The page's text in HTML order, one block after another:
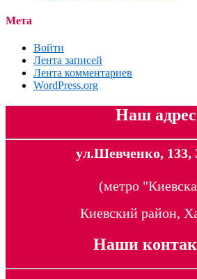
Мета
Войти
Лента записей
Лента комментариев
WordPress.org
Наш адрес
ул.Шевченко, 133,
(метро
Киевский район,
Наши